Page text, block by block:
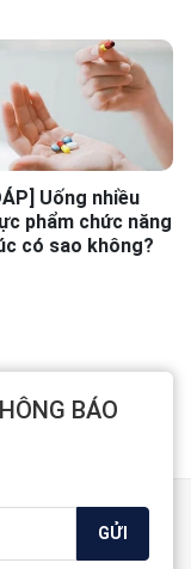
Uống nhiều
phẩm chức năng
có sao không?
BÁO